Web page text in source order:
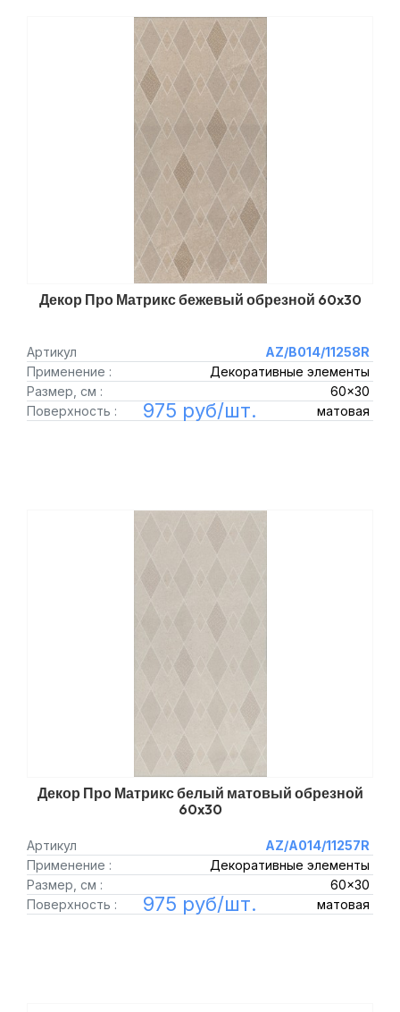
Декор Про Матрикс бежевый обрезной 60x30
Артикул
AZ/B014/11258R
Применение :
Декоративные элементы
Размер, см :
60x30
Поверхность :
матовая
975 руб/шт.
Декор Про Матрикс белый матовый обрезной
60x30
Артикул
AZ/A014/11257R
Применение :
Декоративные элементы
Размер, см :
60x30
Поверхность :
матовая
975 руб/шт.